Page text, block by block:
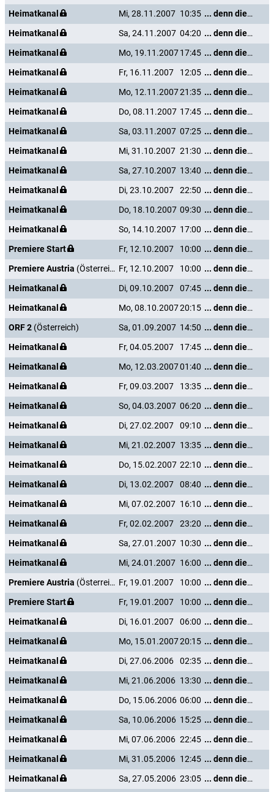
Heimatkanal
Mi, 28.11.2007 10:35
... denn die Musik und die Liebe in Tirol
Heimatkanal
Sa, 24.11.2007 04:20
... denn die Musik und die Liebe in Tirol
Heimatkanal
Mo, 19.11.200717:45
... denn die Musik und die Liebe in Tirol
Heimatkanal
Fr, 16.11.2007 12:05
... denn die Musik und die Liebe in Tirol
Heimatkanal
Mo, 12.11.200721:35
... denn die Musik und die Liebe in Tirol
Heimatkanal
Do, 08.11.2007 17:45
... denn die Musik und die Liebe in Tirol
Heimatkanal
Sa, 03.11.2007 07:25
... denn die Musik und die Liebe in Tirol
Heimatkanal
Mi, 31.10.2007 21:30
... denn die Musik und die Liebe in Tirol
Heimatkanal
Sa, 27.10.2007 13:40
... denn die Musik und die Liebe in Tirol
Heimatkanal
Di, 23.10.2007 22:50
... denn die Musik und die Liebe in Tirol
Heimatkanal
Do, 18.10.2007 09:30
... denn die Musik und die Liebe in Tirol
Heimatkanal
So, 14.10.2007 17:00
... denn die Musik und die Liebe in Tirol
Premiere Start
Fr, 12.10.2007 10:00
... denn die Musik und die Liebe in Tirol
Premiere Austria (Österreich) Fr, 12.10.2007 10:00
... denn die Musik und die Liebe in Tirol
Heimatkanal
Di, 09.10.2007 07:45
... denn die Musik und die Liebe in Tirol
Heimatkanal
Mo, 08.10.200720:15
... denn die Musik und die Liebe in Tirol
ORF 2 (Österreich) Sa, 01.09.2007 14:50
... denn die Musik und die Liebe in Tirol
Heimatkanal
Fr, 04.05.2007 17:45
... denn die Musik und die Liebe in Tirol
Heimatkanal
Mo, 12.03.200701:40
... denn die Musik und die Liebe in Tirol
Heimatkanal
Fr, 09.03.2007 13:35
... denn die Musik und die Liebe in Tirol
Heimatkanal
So, 04.03.2007 06:20
... denn die Musik und die Liebe in Tirol
Heimatkanal
Di, 27.02.2007 09:10
... denn die Musik und die Liebe in Tirol
Heimatkanal
Mi, 21.02.2007 13:35
... denn die Musik und die Liebe in Tirol
Heimatkanal
Do, 15.02.2007 22:10
... denn die Musik und die Liebe in Tirol
Heimatkanal
Di, 13.02.2007 08:40
... denn die Musik und die Liebe in Tirol
Heimatkanal
Mi, 07.02.2007 16:10
... denn die Musik und die Liebe in Tirol
Heimatkanal
Fr, 02.02.2007 23:20
... denn die Musik und die Liebe in Tirol
Heimatkanal
Sa, 27.01.2007 10:30
... denn die Musik und die Liebe in Tirol
Heimatkanal
Mi, 24.01.2007 16:00
... denn die Musik und die Liebe in Tirol
Premiere Austria (Österreich) Fr, 19.01.2007 10:00
... denn die Musik und die Liebe in Tirol
Premiere Start
Fr, 19.01.2007 10:00
... denn die Musik und die Liebe in Tirol
Heimatkanal
Di, 16.01.2007 06:00
... denn die Musik und die Liebe in Tirol
Heimatkanal
Mo, 15.01.200720:15
... denn die Musik und die Liebe in Tirol
Heimatkanal
Di, 27.06.2006 02:35
... denn die Musik und die Liebe in Tirol
Heimatkanal
Mi, 21.06.2006 13:30
... denn die Musik und die Liebe in Tirol
Heimatkanal
Do, 15.06.2006 06:00
... denn die Musik und die Liebe in Tirol
Heimatkanal
Sa, 10.06.2006 15:25
... denn die Musik und die Liebe in Tirol
Heimatkanal
Mi, 07.06.2006 22:45
... denn die Musik und die Liebe in Tirol
Heimatkanal
Mi, 31.05.2006 12:45
... denn die Musik und die Liebe in Tirol
Heimatkanal
Sa, 27.05.2006 23:05 ... denn die Musik und die Liebe in Tirol